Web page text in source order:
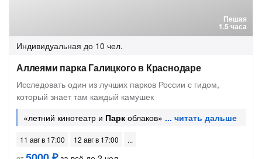
Пешая
1.5 часа
Индивидуальная до 10 чел.
Аллеями парка Галицкого в Краснодаре
Исследовать один из лучших парков России с гидом,
который знает там каждый камушек
«летний кинотеатр и Парк облаков»
11 авг в 17:00
12 авг в 17:00